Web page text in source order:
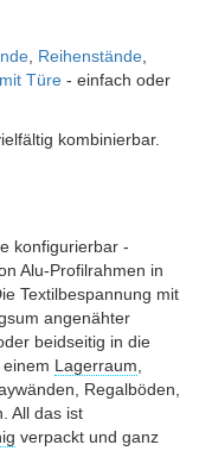
Reihenstände
Türe - einfach oder
kombinierbar.
konfigurierbar -
Alu-Profilrahmen in
Textilbespannung mit
angenähter
beidseitig in die
Lagerraum
Regalböden,
All das ist
verpackt und ganz